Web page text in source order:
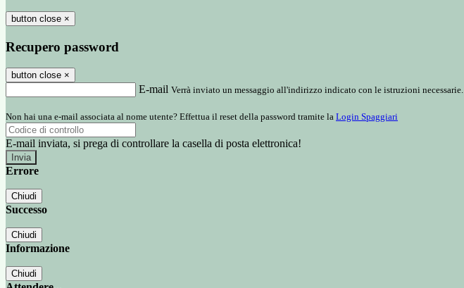
button close ×
Recupero password
button close ×
E-mail Verrà inviato un messaggio all'indirizzo indicato con le istruzioni necessarie.
Non hai una e-mail associata al nome utente? Effettua il reset della password tramite la Login Spaggiari
E-mail inviata, si prega di controllare la casella di posta elettronica!
Errore
Chiudi
Successo
Chiudi
Informazione
Chiudi